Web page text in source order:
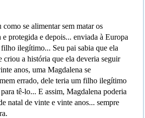
se alimentar sem matar os
protegida e depois... enviada à Europa
ilegítimo... Seu pai sabia que ela
criou a história que ela deveria seguir
anos, uma Magdalena se
errado, dele teria um filho ilegítimo
tê-lo... E assim, Magdalena poderia
natal de vinte e vinte anos... sempre